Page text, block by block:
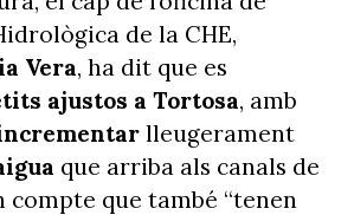
de la CHE,
Vera, ha dit que es
ajustos a Tortosa, amb
lleugerament
que arriba als canals de
compte que també “tenen